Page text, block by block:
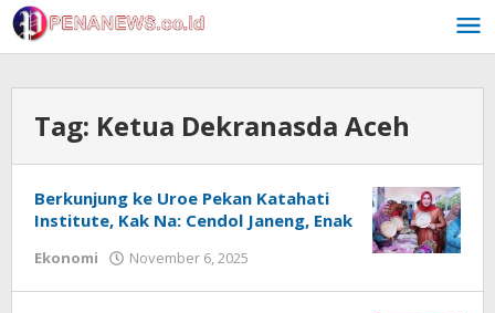
Skip
to
content
Tag: Ketua Dekranasda Aceh
Berkunjung ke Uroe Pekan Katahati
Institute, Kak Na: Cendol Janeng, Enak
Ekonomi November 6, 2025
Musa